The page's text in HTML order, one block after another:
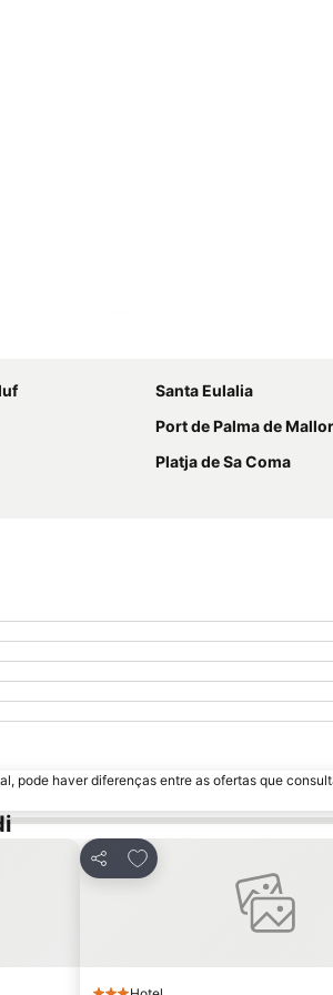
Santa Eulalia
Port de Palma de
Platja de Sa Coma
pode haver diferenças entre as ofertas que
Partilhar
Adicionar aos favoritos